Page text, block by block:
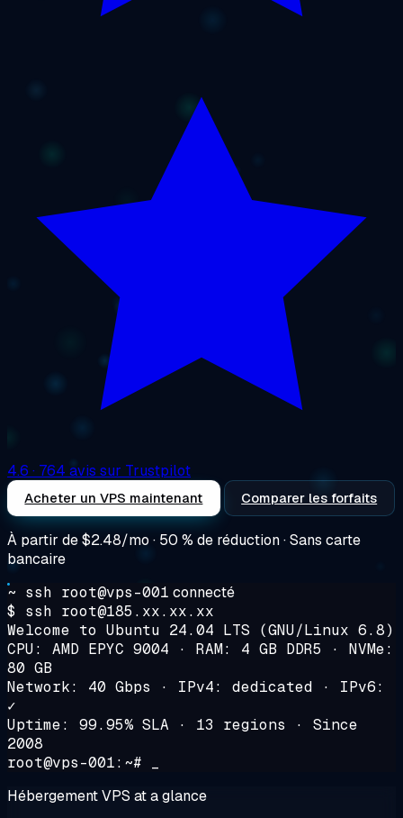
4.6 · 764 avis sur Trustpilot
Acheter un VPS maintenant Comparer les forfaits
À partir de$2.48/mo · 50 % de réduction · Sans carte
bancaire
~ ssh root@vps-001 connecté
$ ssh root@185.xx.xx.xx
Welcome to Ubuntu 24.04 LTS (GNU/Linux 6.8)
CPU: AMD EPYC 9004 · RAM: 4 GB DDR5 · NVMe:
80 GB
Network: 40 Gbps · IPv4: dedicated · IPv6:
✓
Uptime: 99.95% SLA · 13 regions · Since
2008
root@vps-001:~# _
Hébergement VPS at a glance